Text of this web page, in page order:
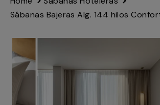
Sábanas Bajeras Alg. 144 hilos